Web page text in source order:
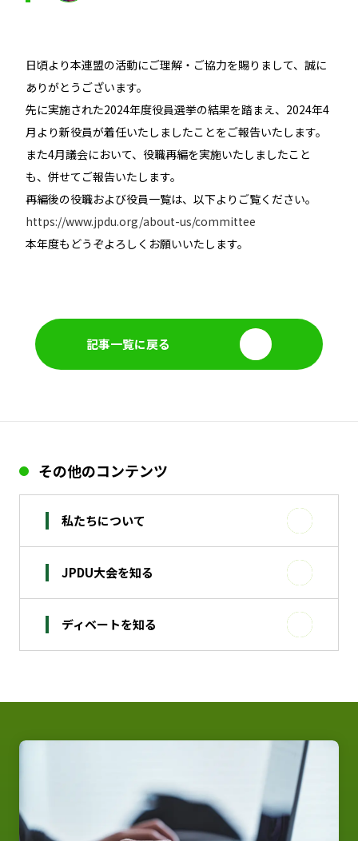
日頃より本連盟の活動にご理解・ご協力を賜りまして、誠に
ありがとうございます。
先に実施された2024年度役員選挙の結果を踏まえ、2024年4
月より新役員が着任いたしましたことをご報告いたします。
また4月議会において、役職再編を実施いたしましたこと
も、併せてご報告いたします。
再編後の役職および役員一覧は、以下よりご覧ください。
https://www.jpdu.org/about-us/committee
本年度もどうぞよろしくお願いいたします。
記事一覧に戻る
その他のコンテンツ
私たちについて
JPDU大会を知る
ディベートを知る